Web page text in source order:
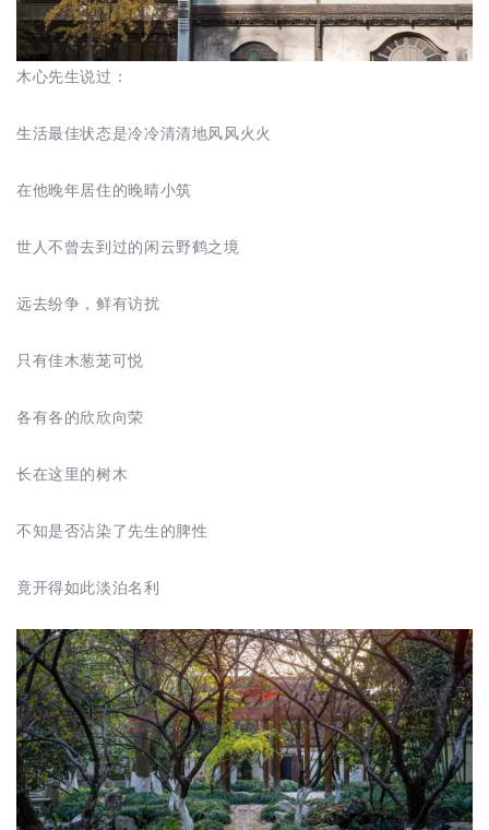
木心先生说过：
生活最佳状态是冷冷清清地风风火火
在他晚年居住的晚晴小筑
世人不曾去到过的闲云野鹤之境
远去纷争，鲜有访扰
只有佳木葱茏可悦
各有各的欣欣向荣
长在这里的树木
不知是否沾染了先生的脾性
竟开得如此淡泊名利